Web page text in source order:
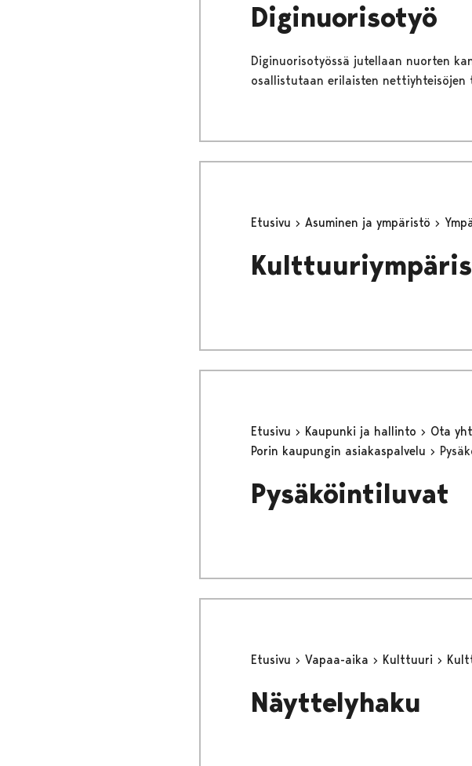
Diginuorisotyö
Diginuorisotyössä jutellaan nuorten
osallistutaan erilaisten nettiyhteisöjen
Etusivu Asuminen ja ympäristö
Etusivu Kaupunki ja hallinto Ota
Porin kaupungin asiakaspalvelu
Pysäköintiluvat
Etusivu Vapaa-aika Kulttuuri
Näyttelyhaku